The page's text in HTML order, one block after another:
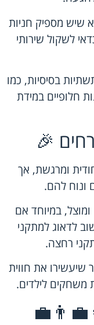
שיש מספיק חניות
לשקול שירותי
בסיסיות, כמו
חלופיים במידת
🎉
ומרגשת, אך
ונוח להם.
במיוחד אם
לדאוג למתקני
רחצה.
שיעשירו את חווית
משחקים לילדים.